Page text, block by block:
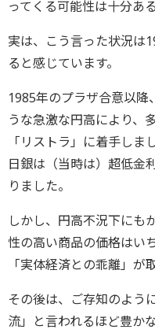
ってくる可能性は十分あ
実は、こう言った状況は
ると感じています。
1985年のプラザ合意以降
うな急激な円高により、
「リストラ」に着手しま
日銀は（当時は）超低金
りました。
しかし、円高不況下にも
性の高い商品の価格はい
「実体経済との乖離」が
その後は、ご存知のよう
流」と言われるほど豊か